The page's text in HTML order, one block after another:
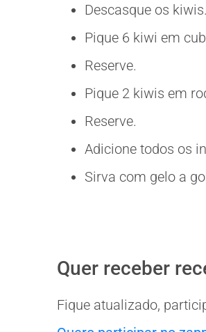
Descasque os kiwis.
Pique 6 kiwi em
Reserve.
Pique 2 kiwis em
Reserve.
Adicione todos os
Sirva com gelo a
Quer receber
Fique atualizado,